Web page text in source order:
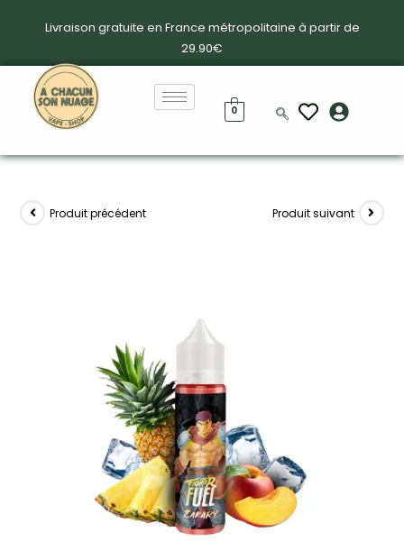
Livraison gratuite en France métropolitaine à partir de
29.90€
0
Produit précédent Produit suivant